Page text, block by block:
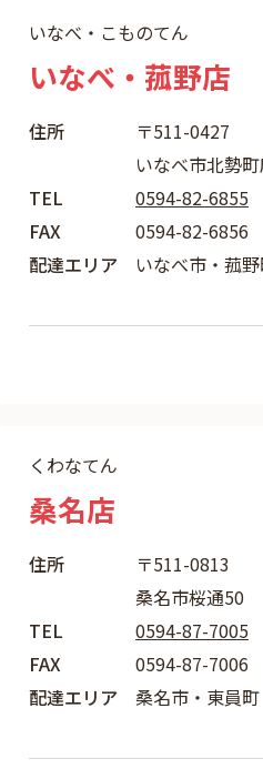
いなべ・こものてん
いなべ・菰野店
住所
〒511-0427
いなべ市北勢
TEL
0594-82-6855
FAX
0594-82-6856
配達エリア
いなべ市・菰
くわなてん
桑名店
住所
〒511-0813
桑名市桜通50
TEL
0594-87-7005
FAX
0594-87-7006
配達エリア
桑名市・東員町